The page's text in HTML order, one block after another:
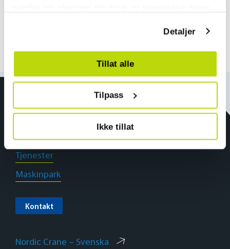
Detaljer
Tillat alle
Tilpass
Ikke tillat
Nyheter
Tjenester
Maskinpark
Kontakt
Nordic Crane – Svenska